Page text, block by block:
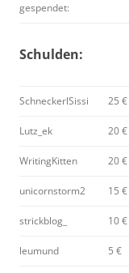
gespendet:
Schulden:
SchneckerlSissi 25 €
Lutz_ek 20 €
WritingKitten 20 €
unicornstorm2 15 €
strickblog_ 10 €
leumund 5 €